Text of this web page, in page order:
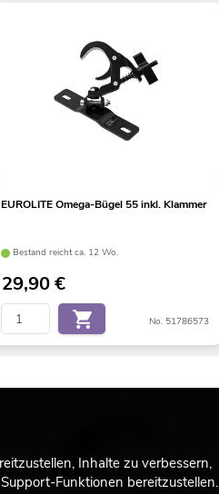
EUROLITE Omega-Bügel 55 inkl. Klammer
Bestand reicht ca. 12 Wo.
29,90€
No. 51786573
Inhalte zu verbessern,
Funktionen bereitzustellen.